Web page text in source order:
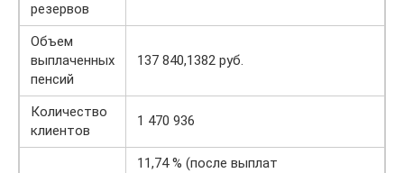
резервов
Объем
выплаченных
пенсий
137 840,1382 руб.
Количество
клиентов
1 470 936
11,74 % (после выплат